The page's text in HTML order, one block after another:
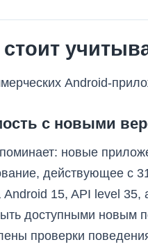
Android-
с новыми
новые
действующее с
15, API level
доступными новым
проверки